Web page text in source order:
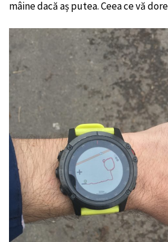
mâine dacă aș putea. Ceea ce vă